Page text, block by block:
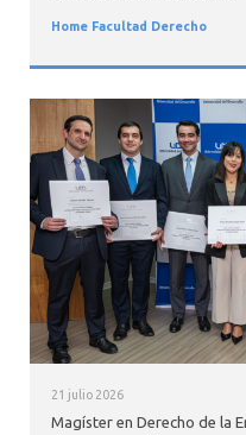
Home Facultad Derecho
21 julio 2026
Magíster en Derecho de la